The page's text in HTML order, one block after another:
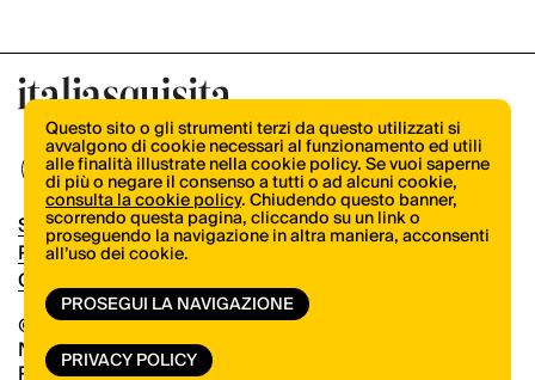
© Copyright 2026.Vertical.it
N.ro Iscrizione ROC 32504
Shop
Pubblicità
Contatti
Questo sito o gli strumenti terzi da questo utilizzati si
avvalgono di cookie necessari al funzionamento ed utili
alle finalità illustrate nella cookie policy. Se vuoi saperne
di più o negare il consenso a tutti o ad alcuni cookie,
consulta la cookie policy. Chiudendo questo banner,
scorrendo questa pagina, cliccando su un link o
proseguendo la navigazione in altra maniera, acconsenti
all’uso dei cookie.
PROSEGUI LA NAVIGAZIONE
PRIVACY POLICY